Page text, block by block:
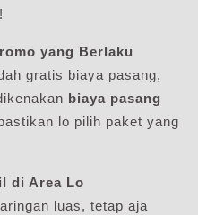
yang Berlaku
gratis biaya pasang,
biaya pasang
lo pilih paket yang
di Area Lo
luas, tetap aja